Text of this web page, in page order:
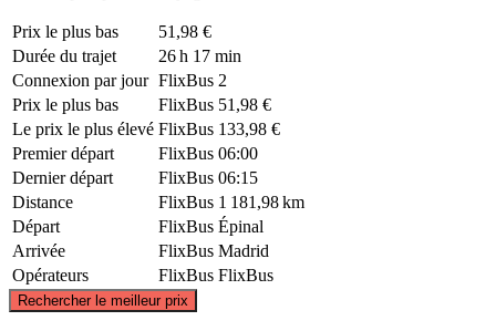
Prix ​​le plus bas
51,98 €
Durée du trajet
26 h 17 min
Connexion par jour FlixBus 2
Prix ​​le plus bas
FlixBus 51,98 €
Le prix le plus élevé FlixBus 133,98 €
Premier départ
FlixBus 06:00
Dernier départ
FlixBus 06:15
Distance
FlixBus 1 181,98 km
Départ
FlixBus Épinal
Arrivée
FlixBus Madrid
Opérateurs
FlixBus FlixBus
Rechercher le meilleur prix
©CARTO